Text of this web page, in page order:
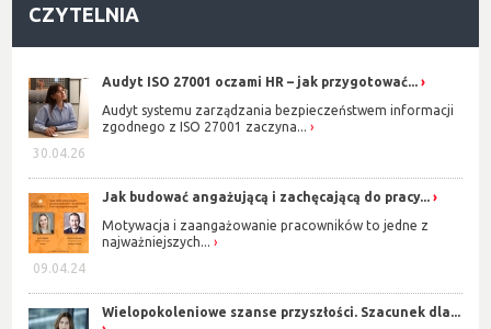
CZYTELNIA
30.04.26
Audyt ISO 27001 oczami HR – jak przygotować...
Audyt systemu zarządzania bezpieczeństwem informacji
zgodnego z ISO 27001 zaczyna...
09.04.24
Jak budować angażującą i zachęcającą do pracy...
Motywacja i zaangażowanie pracowników to jedne z
najważniejszych...
Wielopokoleniowe szanse przyszłości. Szacunek dla...